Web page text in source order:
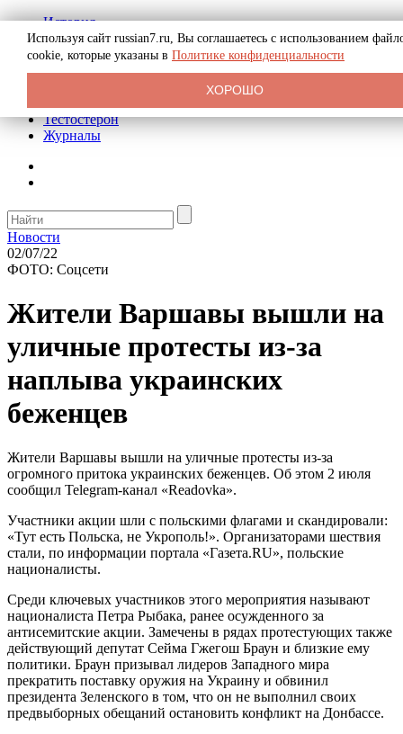
История
Биография
Криминал
Реклама на сайте
Тестостерон
Журналы
Новости
02/07/22
ФОТО: Соцсети
Жители Варшавы вышли на
уличные протесты из-за
наплыва украинских
беженцев
Жители Варшавы вышли на уличные протесты из-за
огромного притока украинских беженцев. Об этом 2 июля
сообщил Telegram-канал «Readovka».
Участники акции шли с польскими флагами и скандировали:
«Тут есть Польска, не Укрополь!». Организаторами шествия
стали, по информации портала «Газета.RU», польские
националисты.
Среди ключевых участников этого мероприятия называют
националиста Петра Рыбака, ранее осужденного за
антисемитские акции. Замечены в рядах протестующих также
действующий депутат Сейма Гжегош Браун и близкие ему
политики. Браун призывал лидеров Западного мира
прекратить поставку оружия на Украину и обвинил
президента Зеленского в том, что он не выполнил своих
предвыборных обещаний остановить конфликт на Донбассе.
Используя сайт russian7.ru, Вы соглашаетесь с использованием
cookie, которые указаны в Политике конфиденциальности
ХОРОШО